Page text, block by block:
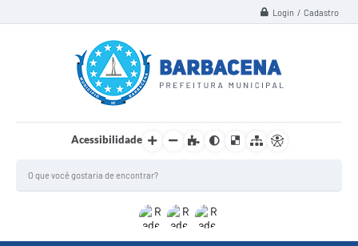
Login / Cadastro
Acessibilidade